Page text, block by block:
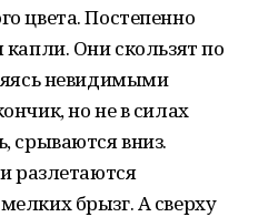
цвета. Постепенно
Они скользят по
невидимыми
но не в силах
срываются вниз.
разлетаются
брызг. А сверху